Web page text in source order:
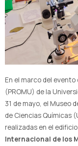
En el marco del
(PROMU) de la
31 de mayo, el Museo
de Ciencias Químicas
realizadas en el
Internacional de los